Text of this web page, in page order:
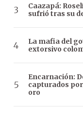
Caazapá:
sufrió tras su
La mafia del
extorsivo
Encarnación:
capturados
oro